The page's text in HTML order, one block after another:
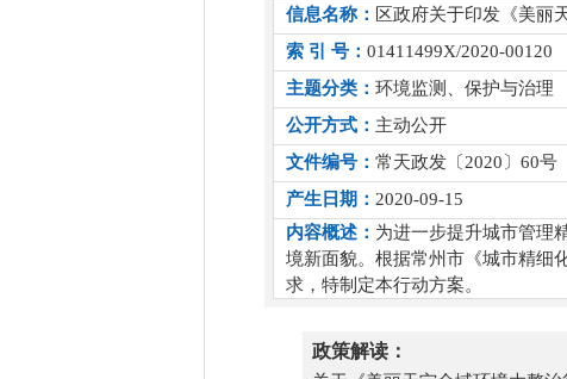
信息名称： 区政府关于印发《美丽
索 引 号： 01411499X/2020-00120
主题分类： 环境监测、保护与治理
公开方式： 主动公开
文件编号： 常天政发〔2020〕60号
产生日期： 2020-09-15
内容概述： 为进一步提升城市管理
境新面貌。根据常州市《城市精细
求，特制定本行动方案。
政策解读：